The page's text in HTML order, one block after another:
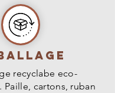
recyclabe eco-
Paille, cartons, ruban